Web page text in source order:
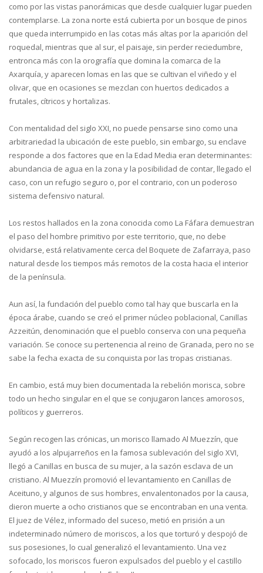
como por las vistas panorámicas que desde cualquier lugar pueden
contemplarse. La zona norte está cubierta por un bosque de pinos
que queda interrumpido en las cotas más altas por la aparición del
roquedal, mientras que al sur, el paisaje, sin perder reciedumbre,
entronca más con la orografía que domina la comarca de la
Axarquía, y aparecen lomas en las que se cultivan el viñedo y el
olivar, que en ocasiones se mezclan con huertos dedicados a
frutales, cítricos y hortalizas.
Con mentalidad del siglo XXI, no puede pensarse sino como una
arbitrariedad la ubicación de este pueblo, sin embargo, su enclave
responde a dos factores que en la Edad Media eran determinantes:
abundancia de agua en la zona y la posibilidad de contar, llegado el
caso, con un refugio seguro o, por el contrario, con un poderoso
sistema defensivo natural.
Los restos hallados en la zona conocida como La Fáfara demuestran
el paso del hombre primitivo por este territorio, que, no debe
olvidarse, está relativamente cerca del Boquete de Zafarraya, paso
natural desde los tiempos más remotos de la costa hacia el interior
de la península.
Aun así, la fundación del pueblo como tal hay que buscarla en la
época árabe, cuando se creó el primer núcleo poblacional, Canillas
Azzeitún, denominación que el pueblo conserva con una pequeña
variación. Se conoce su pertenencia al reino de Granada, pero no se
sabe la fecha exacta de su conquista por las tropas cristianas.
En cambio, está muy bien documentada la rebelión morisca, sobre
todo un hecho singular en el que se conjugaron lances amorosos,
políticos y guerreros.
Según recogen las crónicas, un morisco llamado Al Muezzín, que
ayudó a los alpujarreños en la famosa sublevación del siglo XVI,
llegó a Canillas en busca de su mujer, a la sazón esclava de un
cristiano. Al Muezzín promovió el levantamiento en Canillas de
Aceituno, y algunos de sus hombres, envalentonados por la causa,
dieron muerte a ocho cristianos que se encontraban en una venta.
El juez de Vélez, informado del suceso, metió en prisión a un
indeterminado número de moriscos, a los que torturó y despojó de
sus posesiones, lo cual generalizó el levantamiento. Una vez
sofocado, los moriscos fueron expulsados del pueblo y el castillo